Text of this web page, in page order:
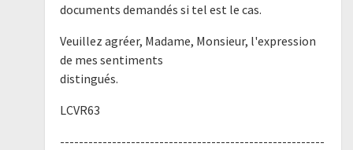
documents demandés si tel est le cas.
Veuillez agréer, Madame, Monsieur, l'expression
de mes sentiments
distingués.
LCVR63
--------------------------------------------------------